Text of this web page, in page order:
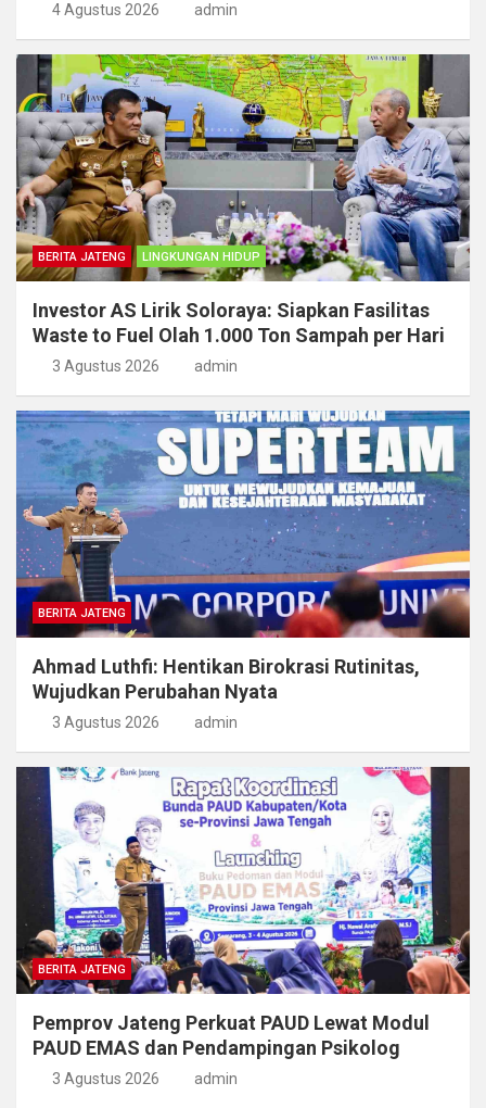
4 Agustus 2026 admin
BERITA JATENG LINGKUNGAN HIDUP
Investor AS Lirik Soloraya: Siapkan Fasilitas
Waste to Fuel Olah 1.000 Ton Sampah per Hari
3 Agustus 2026 admin
BERITA JATENG
Ahmad Luthfi: Hentikan Birokrasi Rutinitas,
Wujudkan Perubahan Nyata
3 Agustus 2026 admin
BERITA JATENG
Pemprov Jateng Perkuat PAUD Lewat Modul
PAUD EMAS dan Pendampingan Psikolog
3 Agustus 2026 admin